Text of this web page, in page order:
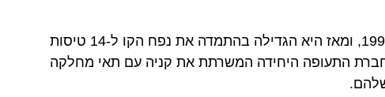
אמירייטס החלה את פעילותה בקניה עם השקת הטיסות בין ניירובי לדובאי בשנת 1995, ומאז היא הגדילה בהתמדה את נפח הקו ל-14 טיסות
היא גם חברת התעופה היחידה המשרתת את קניה עם תאי מחלקה